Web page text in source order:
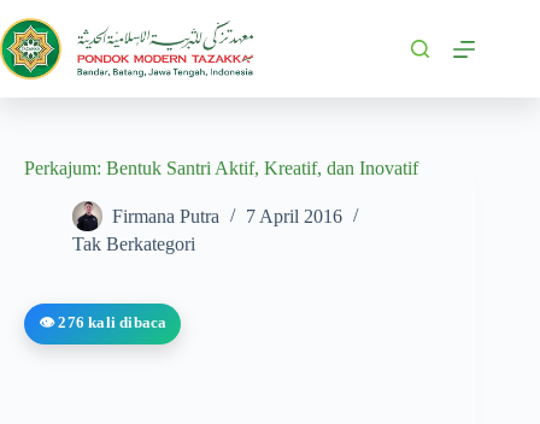
Perkajum: Bentuk Santri Aktif, Kreatif, dan Inovatif
Firmana Putra
7 April 2016
Tak Berkategori
👁️ 276 kali dibaca